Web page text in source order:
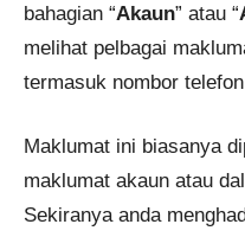
bahagian “Akaun” atau “
melihat pelbagai
termasuk nombor
Maklumat ini biasanya
maklumat akaun atau
Sekiranya anda